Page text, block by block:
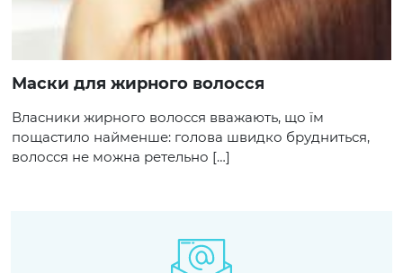
Маски для жирного волосся
Власники жирного волосся вважають, що їм
пощастило найменше: голова швидко брудниться,
волосся не можна ретельно […]